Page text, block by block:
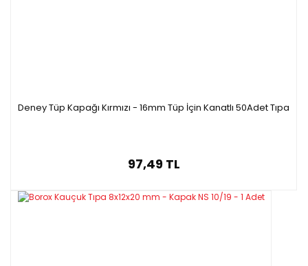
Deney Tüp Kapağı Kırmızı - 16mm Tüp İçin Kanatlı 50Adet Tıpa
97,49 TL